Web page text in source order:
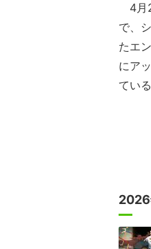
4月
で、
たエ
にア
ている
「
載中
2026